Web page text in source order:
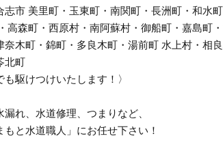
志市 美里町・玉東町・南関町・長洲町・和水
高森町・西原村・南阿蘇村・御船町・嘉島町
木町・錦町・多良木町・湯前町 水上村・相
北町
も駆けつけいたします！〉
れ、水道修理、つまりなど、
と水道職人」にお任せ下さい！